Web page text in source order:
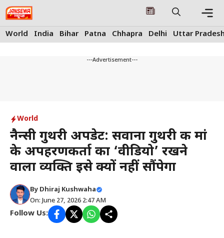
Skip
to
content
World India Bihar Patna Chhapra Delhi Uttar
---Advertisement---
World
नैन्सी गुथरी अपडेट: सवाना गुथरी की मां
के अपहरणकर्ता का ‘वीडियो’ रखने
वाला व्यक्ति इसे क्यों नहीं सौंपेगा
By Dhiraj Kushwaha
On: June 27, 2026 2:47 AM
Follow Us: